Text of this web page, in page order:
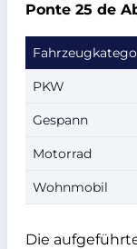
Ponte 25 de
PKW
Gespann
Motorrad
Wohnmobil
Die